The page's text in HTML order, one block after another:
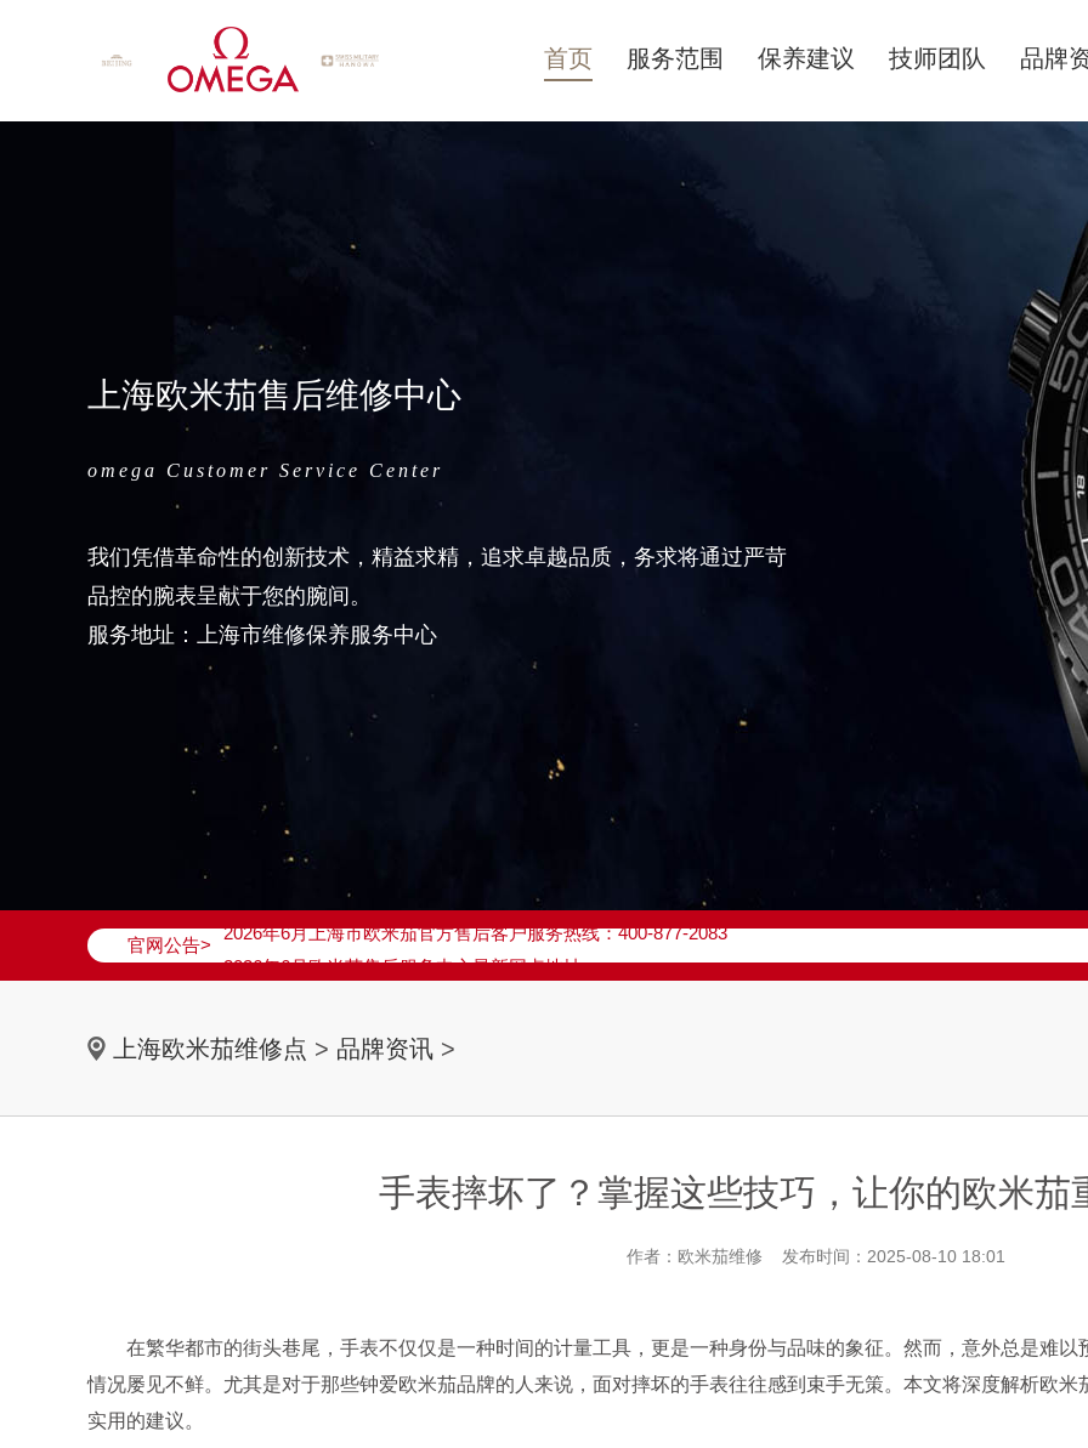
首页 服务范围 保养建议 技师团队 品牌
上海欧米茄售后维修中心
omega Customer Service Center
我们凭借革命性的创新技术，精益求精，追求卓越品质，务求将通过严苛
品控的腕表呈献于您的腕间。
服务地址：上海市维修保养服务中心
官网公告>
2026年6月欧米茄上海市售后服务网络优化升级公告
2026年6月上海市欧米茄官方售后客户服务热线：400-877-2083
2026年6月欧米茄售后服务中心最新网点地址：
上海市黄浦区南京东路299号宏伊国际广场写字楼8层806室（需提前预约）
上海欧米茄维修点 > 品牌资讯 >
手表摔坏了？掌握这些技巧，让你的欧米茄
作者：欧米茄维修 发布时间：2025-08-10 18:01
在繁华都市的街头巷尾，手表不仅仅是一种时间的计量工具，更是一种身份与品味的象征。然而，意外总是难以
情况屡见不鲜。尤其是对于那些钟爱欧米茄品牌的人来说，面对摔坏的手表往往感到束手无策。本文将深度解析欧
实用的建议。